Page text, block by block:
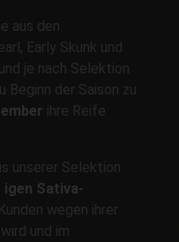
aus den
Early Skunk und
je nach Selektion
Beginn der Saison zu
ihre Reife
unserer Selektion
igen Sativa-
wegen ihrer
und im